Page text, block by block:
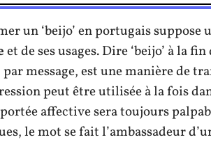
un ‘beijo’ en portugais suppose
et de ses usages. Dire ‘beijo’ à la
message, est une manière de
peut être utilisée à la fois
affective sera toujours
le mot se fait l’ambassadeur